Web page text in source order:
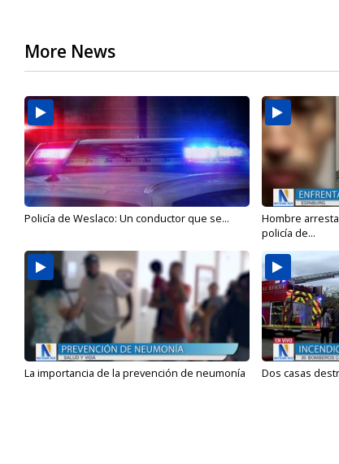
More News
Policía de Weslaco: Un conductor que se...
Hombre
policía de...
La importancia de la prevención de neumonía Dos casas